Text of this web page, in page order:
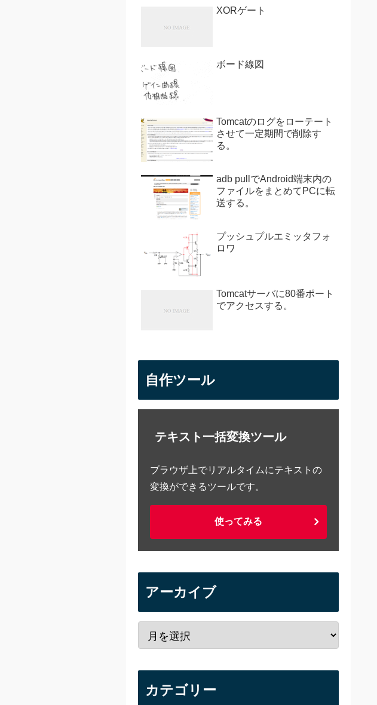
XORゲート
ボード線図
Tomcatのログをローテート
させて一定期間で削除す
る。
adb pullでAndroid端末内の
ファイルをまとめてPCに転
送する。
プッシュプルエミッタフォ
ロワ
Tomcatサーバに80番ポート
でアクセスする。
自作ツール
テキスト一括変換ツール
ブラウザ上でリアルタイムにテキストの
変換ができるツールです。
使ってみる
アーカイブ
カテゴリー